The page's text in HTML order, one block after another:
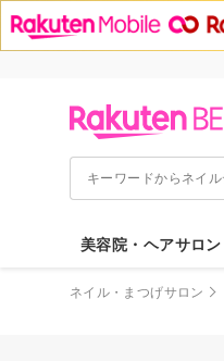
美容院・ヘアサロン
ネイル・まつげサロン